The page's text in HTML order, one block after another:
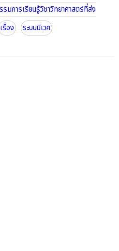
มการเรียนรู้วิชาวิทยาศาสตร์ที่ส่ง
เรื่อง ระบบนิเวศ